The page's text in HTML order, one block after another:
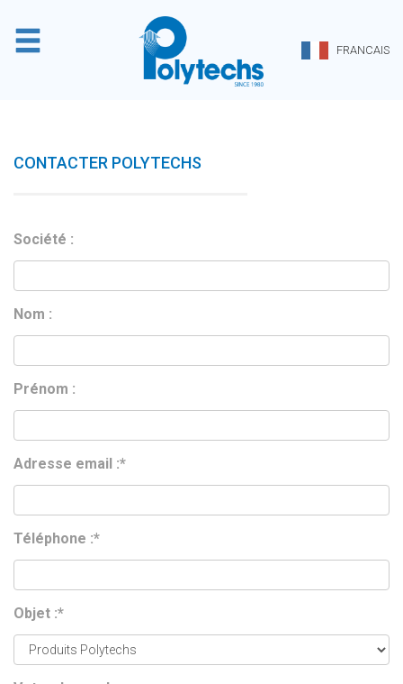
FRANCAIS
CONTACTER POLYTECHS
Société :
Nom :
Prénom :
Adresse email :*
Téléphone :*
Objet :*